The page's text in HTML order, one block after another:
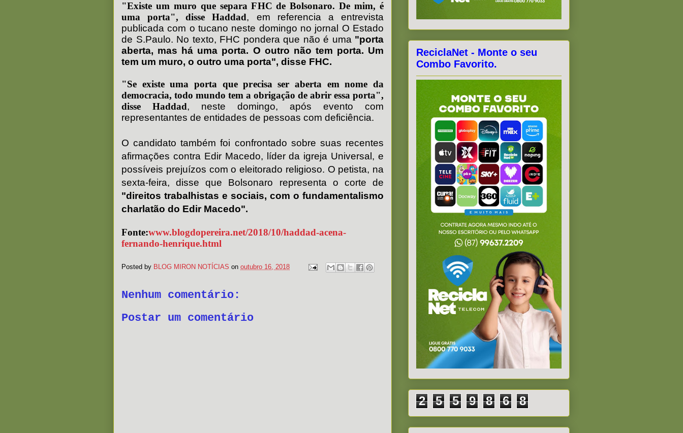
"Existe um muro que separa FHC de Bolsonaro. De mim, é
uma porta", disse Haddad, em referencia a entrevista
publicada com o tucano neste domingo no jornal O Estado
de S.Paulo. No texto, FHC pondera que não é uma "porta
aberta, mas há uma porta. O outro não tem porta. Um
tem um muro, o outro uma porta", disse FHC.
"Se existe uma porta que precisa ser aberta em nome da
democracia, todo mundo tem a obrigação de abrir essa porta",
disse Haddad, neste domingo, após evento com
representantes de entidades de pessoas com deficiência.
O candidato também foi confrontado sobre suas recentes
afirmações contra Edir Macedo, líder da igreja Universal, e
possíveis prejuízos com o eleitorado religioso. O petista, na
sexta-feira, disse que Bolsonaro representa o corte de
"direitos trabalhistas e sociais, com o fundamentalismo
charlatão do Edir Macedo".
Fonte:www.blogdopereira.net/2018/10/haddad-acena-
fernando-henrique.html
Posted by BLOG MIRON NOTÍCIAS on outubro 16, 2018
Nenhum comentário:
Postar um comentário
ReciclaNet - Monte o seu
Combo Favorito.
2 5 5 9 8 6 8